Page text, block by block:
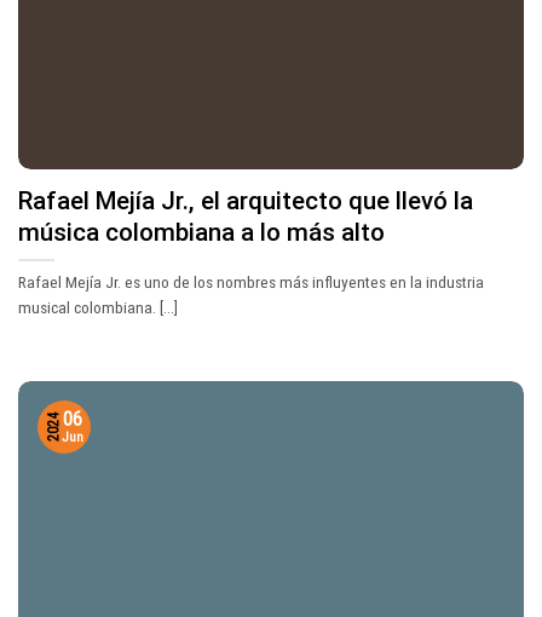
Rafael Mejía Jr., el arquitecto que llevó la
música colombiana a lo más alto
Rafael Mejía Jr. es uno de los nombres más influyentes en la industria
musical colombiana. [...]
06
Jun
2024